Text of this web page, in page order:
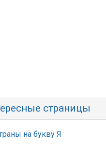
страницы
на букву Я